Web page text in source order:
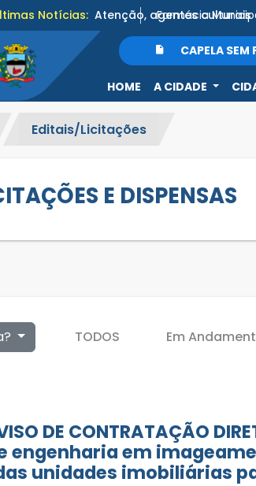
Notícias: Farmácia
CAPELA SEM
HOME A CIDADE
Editais/Licitações
E DISPENSAS
TODOS Em
DE CONTRATAÇÃO
engenharia em
unidades imobiliárias